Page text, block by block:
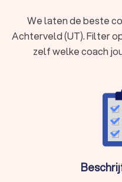
We laten de beste
Achterveld (UT). Filter
zelf welke coach